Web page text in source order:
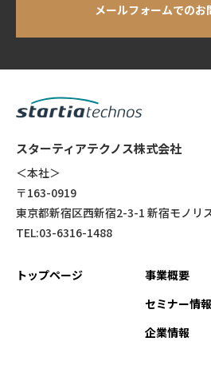
メールフォームでのお
スターティアテクノス株式会社
＜本社＞
〒163-0919
東京都新宿区西新宿2-3-1 新宿モノリ
TEL:03-6316-1488
トップページ
事業概要
セミナー情報
企業情報